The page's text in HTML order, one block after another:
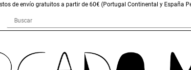
de envío gratuitos a partir de 60€ (Portugal Continental y España